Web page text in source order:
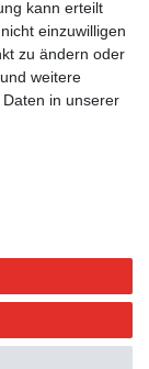
kann erteilt
einzuwilligen
zu ändern oder
und weitere
in unserer